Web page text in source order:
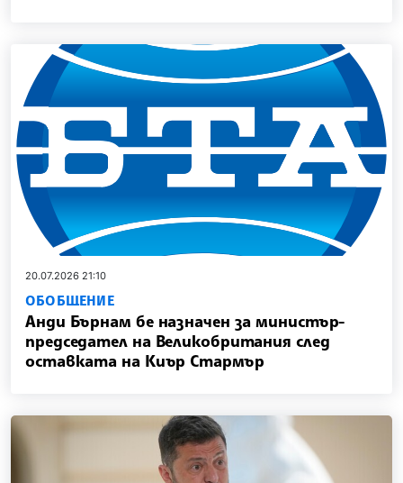
20.07.2026 21:10
ОБОБЩЕНИЕ
Анди Бърнам бе назначен за министър-
председател на Великобритания след
оставката на Киър Стармър